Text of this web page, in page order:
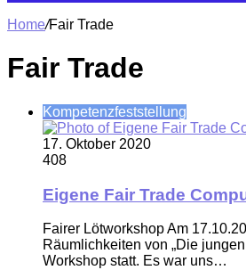
Home/Fair Trade
Fair Trade
Kompetenzfeststellung
17. Oktober 2020
408
Eigene Fair Trade
Fairer Lötworkshop Am
Räumlichkeiten von „Die
Workshop statt. Es war uns…